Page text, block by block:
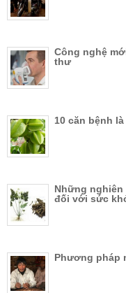
Công nghệ
thư
10 căn bệnh
Những
đối với sức
Phương pháp